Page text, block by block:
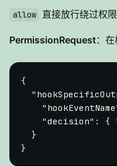
allow 直接放行绕过权限
PermissionRequest：
{
"decision" : {
}
}